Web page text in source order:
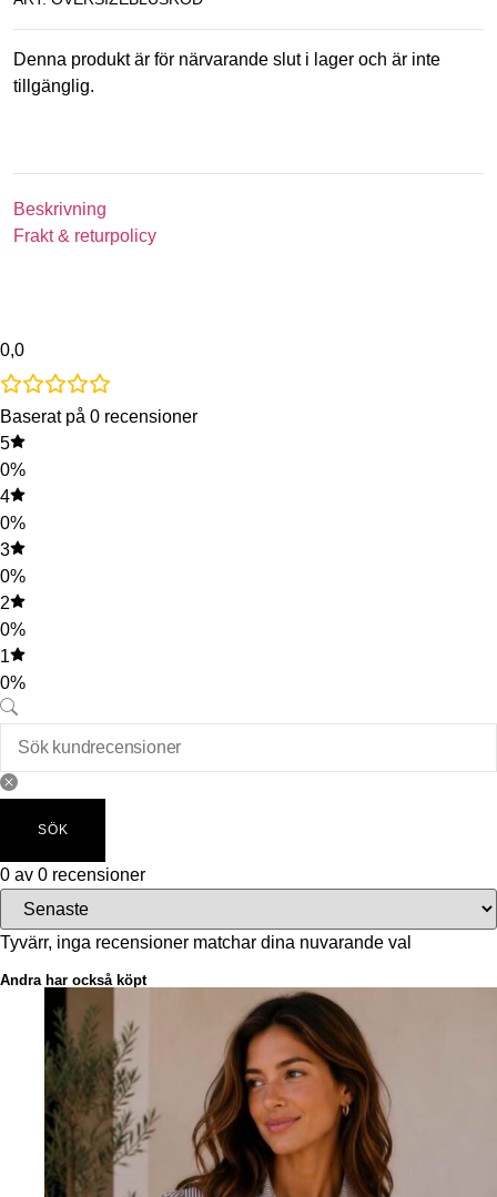
Denna produkt är för närvarande slut i lager och är inte
tillgänglig.
Beskrivning
Frakt & returpolicy
0,0
Baserat på 0 recensioner
5
0%
4
0%
3
0%
2
0%
1
0%
SÖK
0 av 0 recensioner
Tyvärr, inga recensioner matchar dina nuvarande val
Andra har också köpt